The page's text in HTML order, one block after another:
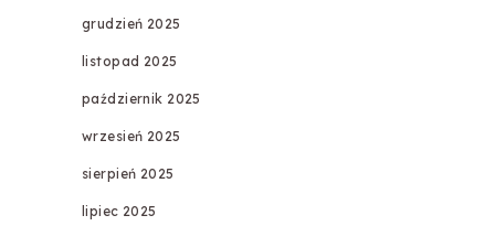
grudzień 2025
listopad 2025
październik 2025
wrzesień 2025
sierpień 2025
lipiec 2025